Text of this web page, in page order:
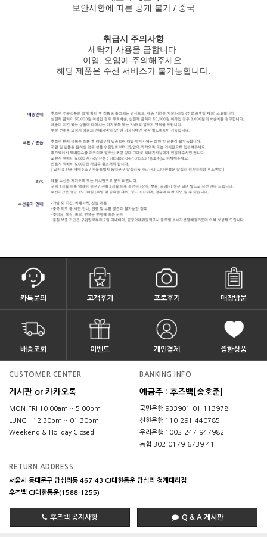
보안사항에 따른 공개 불가 / 중국
취급시 주의사항
세탁기 사용을 금합니다.
이염, 오염에 주의해주세요.
해당 제품은 수선 서비스가 불가능합니다.
카톡문의 고객후기 포토후기 매장방문
배송조회 이벤트 개인결제 찜한상품
CUSTOMER CENTER
게시판 or 카카오톡
MON-FRI 10:00am ~ 5:00pm
LUNCH 12:30pm ~ 01:30pm
Weekend & Holiday Closed
BANKING INFO
예금주 : 후즈백[송호준]
국민은행 933901-01-113978
신한은행 110-291-440785
우리은행 1002-247-947982
농협 302-0179-6739-41
RETURN ADDRESS
서울시 동대문구 답십리동 467-43 CJ대한통운 답십리 청계대리점
후즈백 CJ대한통운(1588-1255)
후즈백 공지사항 Q & A 게시판